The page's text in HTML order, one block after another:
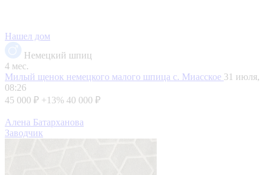
Нашел дом
Немецкий шпиц
4 мес.
Милый щенок немецкого малого шпица с. Миасское 31 июля,
08:26
45 000 ₽ +13% 40 000 ₽
Алена Батарханова
Заводчик